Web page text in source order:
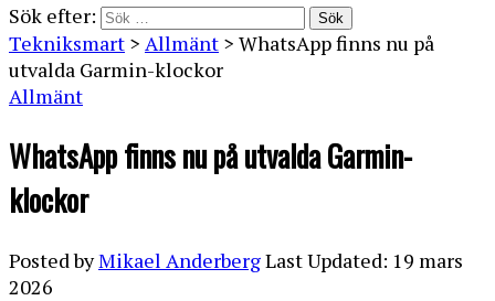
Sök efter:
Tekniksmart > Allmänt > WhatsApp finns nu på
utvalda Garmin-klockor
Allmänt
WhatsApp finns nu på utvalda Garmin-
klockor
Posted byMikael AnderbergLast Updated: 19 mars
2026